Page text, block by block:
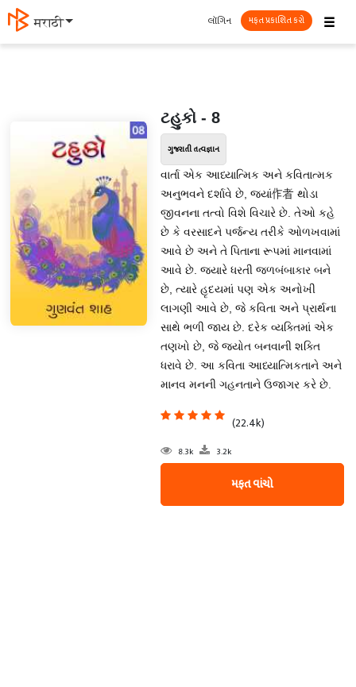
मराठी ☰
લૉગિન મફત પ્રકાશિત કરો
ટહુકો - 8
ગુજરાતી તત્વજ્ઞાન
વાર્તા એક આધ્યાત્મિક અને કવિતાત્મક
અનુભવને દર્શાવે છે, જ્યાં作者 થોડા
જીવનના તત્વો વિશે વિચારે છે. તેઓ કહે
છે કે વરસાદને પર્જન્ય તરીકે ઓળખવામાં
આવે છે અને તે પિતાના રૂપમાં માનવામાં
આવે છે. જ્યારે ધરતી જળબંબાકાર બને
છે, ત્યારે હૃદયમાં પણ એક અનોખી
લાગણી આવે છે, જે કવિતા અને પ્રાર્થના
સાથે ભળી જાય છે. દરેક વ્યક્તિમાં એક
તણખો છે, જે જ્યોત બનવાની શક્તિ
ધરાવે છે. આ કવિતા આધ્યાત્મિકતાને અને
માનવ મનની ગહનતાને ઉજાગર કરે છે.
(22.4k)
8.3k 3.2k
મફત વાંચો